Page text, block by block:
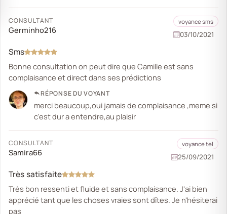
CONSULTANT
Germinho216
voyance sms
03/10/2021
Sms
Bonne consultation on peut dire que Camille est sans
complaisance et direct dans ses prédictions
RÉPONSE DU VOYANT
merci beaucoup,oui jamais de complaisance ,meme si
c'est dur a entendre,au plaisir
CONSULTANT
Samira66
voyance tel
25/09/2021
Très satisfaite
Très bon ressenti et fluide et sans complaisance. J'ai bien
apprécié tant que les choses vraies sont dîtes. Je n'hésiterai
pas